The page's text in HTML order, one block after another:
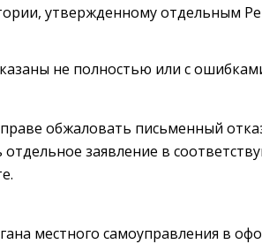
утвержденному отдельным
не полностью или с
обжаловать письменный
заявление в
местного самоуправления в